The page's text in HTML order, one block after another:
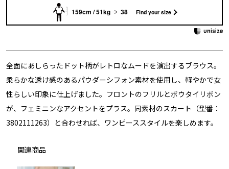
159cm / 51kg 38 Find your size
全面にあしらったドット柄がレトロなムードを演出するブラウス。
柔らかな透け感のあるパウダーシフォン素材を使用し、軽やかで女
性らしい印象に仕上げました。フロントのフリルとボウタイリボン
が、フェミニンなアクセントをプラス。同素材のスカート（型番：
3802111263）と合わせれば、ワンピーススタイルを楽しめます。
関連商品